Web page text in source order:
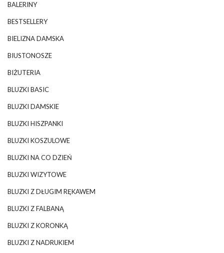
BALERINY
BESTSELLERY
BIELIZNA DAMSKA
BIUSTONOSZE
BIŻUTERIA
BLUZKI BASIC
BLUZKI DAMSKIE
BLUZKI HISZPANKI
BLUZKI KOSZULOWE
BLUZKI NA CO DZIEŃ
BLUZKI WIZYTOWE
BLUZKI Z DŁUGIM RĘKAWEM
BLUZKI Z FALBANĄ
BLUZKI Z KORONKĄ
BLUZKI Z NADRUKIEM